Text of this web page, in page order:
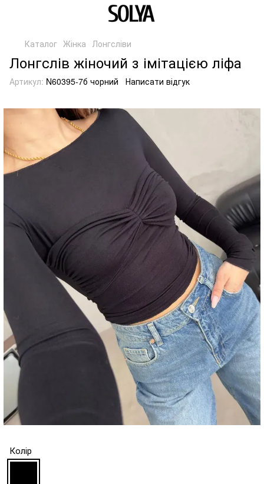
Каталог Жінка Лонгсліви
Лонгслів жіночий з імітацією ліфа
Артикул: N60395-7б чорний Написати відгук
Колір